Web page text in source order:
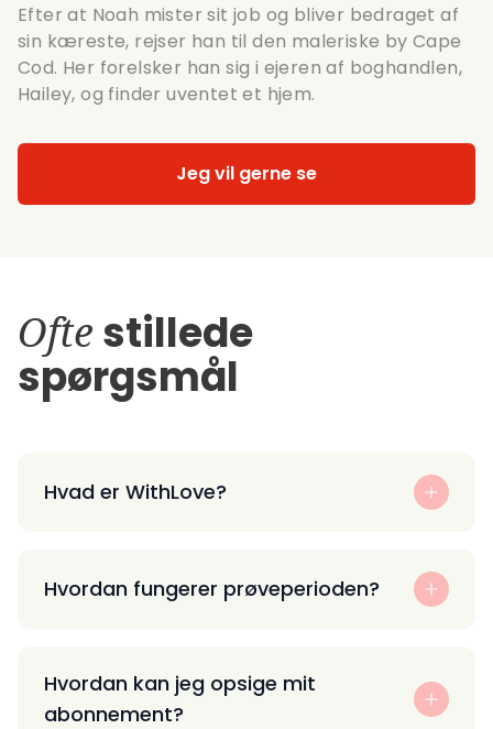
Efter at Noah mister sit job og bliver bedraget af
sin kæreste, rejser han til den maleriske by Cape
Cod. Her forelsker han sig i ejeren af boghandlen,
Hailey, og finder uventet et hjem.
Jeg vil gerne se
Ofte stillede
spørgsmål
Hvad er WithLove?
Hvordan fungerer prøveperioden?
Hvordan kan jeg opsige mit
abonnement?